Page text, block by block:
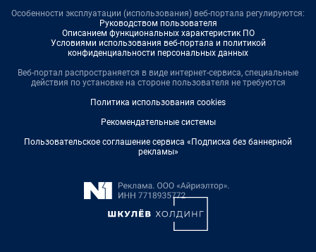
Особенности эксплуатации (использования) веб-портала регулируются:
Руководством пользователя
Описанием функциональных характеристик ПО
Условиями использования веб-портала и политикой
конфиденциальности персональных данных
Веб-портал распространяется в виде интернет-сервиса, специальные
действия по установке на стороне пользователя не требуются
Политика использования cookies
Рекомендательные системы
Пользовательское соглашение сервиса «Подписка без баннерной
рекламы»